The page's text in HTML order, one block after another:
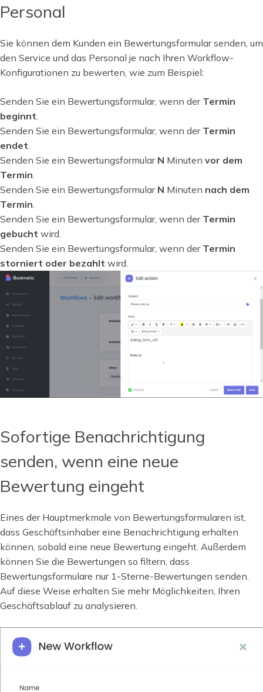
Personal
Sie können dem Kunden ein Bewertungsformular senden, um
den Service und das Personal je nach Ihren Workflow-
Konfigurationen zu bewerten, wie zum Beispiel:
Senden Sie ein Bewertungsformular, wenn der Termin
beginnt
Senden Sie ein Bewertungsformular, wenn der Termin
endet
Senden Sie ein Bewertungsformular N Minuten vor dem
Termin
Senden Sie ein Bewertungsformular N Minuten nach dem
Termin
Senden Sie ein Bewertungsformular, wenn der Termin
gebucht wird.
Senden Sie ein Bewertungsformular, wenn der Termin
storniert oder bezahlt wird.
Sofortige Benachrichtigung
senden, wenn eine neue
Bewertung eingeht
Eines der Hauptmerkmale von Bewertungsformularen ist,
dass Geschäftsinhaber eine Benachrichtigung erhalten
können, sobald eine neue Bewertung eingeht. Außerdem
können Sie die Bewertungen so filtern, dass
Bewertungsformulare nur 1-Sterne-Bewertungen senden.
Auf diese Weise erhalten Sie mehr Möglichkeiten, Ihren
Geschäftsablauf zu analysieren.